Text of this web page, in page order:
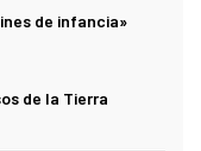
de infancia»
de la Tierra